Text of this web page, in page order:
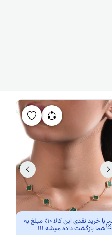
با خرید نقدی این کالا 10٪ مبلغ به
شما بازگشت داده میشه !!!